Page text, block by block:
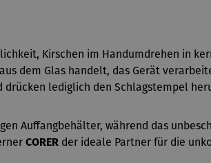
Kirschen im Handumdrehen in
dem Glas handelt, das Gerät
lediglich den Schlagstempel
Auffangbehälter, während das
CORER der ideale Partner für die